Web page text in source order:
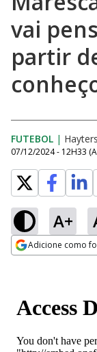
vai
partir
FUTEBOL |
07/12/2024 - 12H33
A+
Adicione como